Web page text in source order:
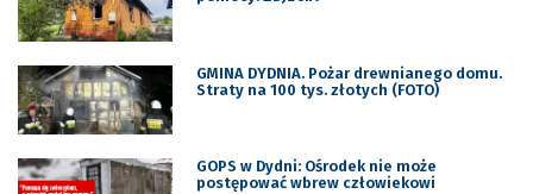
GMINA DYDNIA. Pożar drewnianego domu.
Straty na 100 tys. złotych (FOTO)
GOPS w Dydni: Ośrodek nie może
postępować wbrew człowiekowi